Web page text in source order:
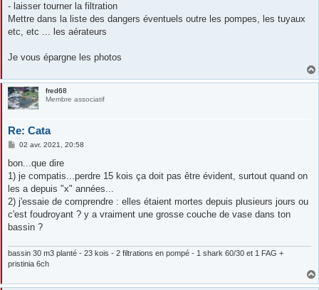
- laisser tourner la filtration
Mettre dans la liste des dangers éventuels outre les pompes, les tuyaux
etc, etc ... les aérateurs
Je vous épargne les photos
fred68
Membre associatif
Re: Cata
M
s
g
02 avr. 2021, 20:58
bon...que dire
1) je compatis...perdre 15 kois ça doit pas être évident, surtout quand on
les a depuis "x" années...
2) j'essaie de comprendre : elles étaient mortes depuis plusieurs jours ou
c'est foudroyant ? y a vraiment une grosse couche de vase dans ton
bassin ?
bassin 30 m3 planté - 23 kois - 2 filtrations en pompé - 1 shark 60/30 et 1 FAG +
pristinia 6ch